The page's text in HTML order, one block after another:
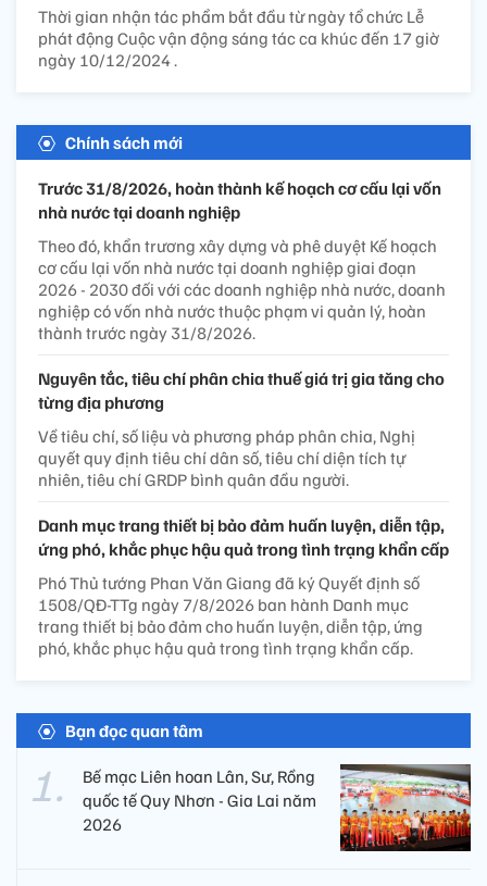
Thời gian nhận tác phẩm bắt đầu từ ngày tổ chức Lễ
phát động Cuộc vận động sáng tác ca khúc đến 17 giờ
ngày 10/12/2024 .
Chính sách mới
Trước 31/8/2026, hoàn thành kế hoạch cơ cấu lại vốn
nhà nước tại doanh nghiệp
Theo đó, khẩn trương xây dựng và phê duyệt Kế hoạch
cơ cấu lại vốn nhà nước tại doanh nghiệp giai đoạn
2026 - 2030 đối với các doanh nghiệp nhà nước, doanh
nghiệp có vốn nhà nước thuộc phạm vi quản lý, hoàn
thành trước ngày 31/8/2026.
Nguyên tắc, tiêu chí phân chia thuế giá trị gia tăng cho
từng địa phương
Về tiêu chí, số liệu và phương pháp phân chia, Nghị
quyết quy định tiêu chí dân số, tiêu chí diện tích tự
nhiên, tiêu chí GRDP bình quân đầu người.
Danh mục trang thiết bị bảo đảm huấn luyện, diễn tập,
ứng phó, khắc phục hậu quả trong tình trạng khẩn cấp
Phó Thủ tướng Phan Văn Giang đã ký Quyết định số
1508/QĐ-TTg ngày 7/8/2026 ban hành Danh mục
trang thiết bị bảo đảm cho huấn luyện, diễn tập, ứng
phó, khắc phục hậu quả trong tình trạng khẩn cấp.
Bạn đọc quan tâm
Bế mạc Liên hoan Lân, Sư, Rồng
quốc tế Quy Nhơn - Gia Lai năm
2026